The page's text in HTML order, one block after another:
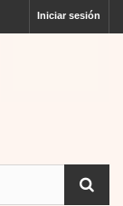
Iniciar sesión